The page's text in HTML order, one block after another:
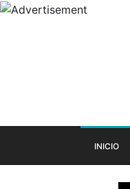
INICIO